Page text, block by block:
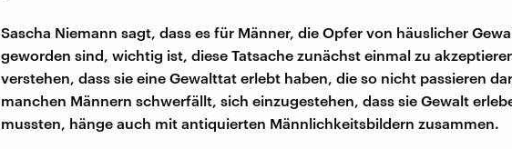
Sascha Niemann sagt, dass es für Männer, die Opfer von häuslicher
geworden sind, wichtig ist, diese Tatsache zunächst einmal zu
verstehen, dass sie eine Gewalttat erlebt haben, die so nicht passieren
manchen Männern schwerfällt, sich einzugestehen, dass sie Gewalt
mussten, hänge auch mit antiquierten Männlichkeitsbildern zusammen.